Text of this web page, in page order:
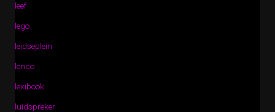
leef
lego
leidseplein
lenco
lexibook
luidspreker